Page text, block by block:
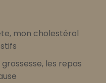
mon cholestérol
les repas